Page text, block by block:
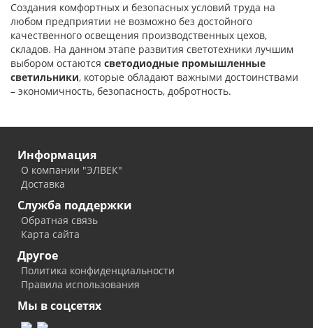
Создания комфортных и безопасных условий труда на
любом предприятии не возможно без достойного
качественного освещения производственных цехов,
складов. На данном этапе развития светотехники лучшим
выбором остаются светодиодные промышленные
светильники, которые обладают важными достоинствами
– экономичность, безопасность, добротность.
Информация
О компании "ЭЛВЕК"
Доставка
Служба поддержки
Обратная связь
Карта сайта
Другое
Политика конфиденциальности
Правила использования
Мы в соцсетях